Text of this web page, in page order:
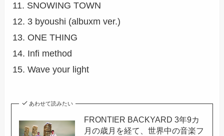
11. SNOWING TOWN
12. 3 byoushi (albuxm ver.)
13. ONE THING
14. Infi method
15. Wave your light
あわせて読みたい
FRONTIER BACKYARD 3年9カ
月の歳月を経て、世界中の音楽フ